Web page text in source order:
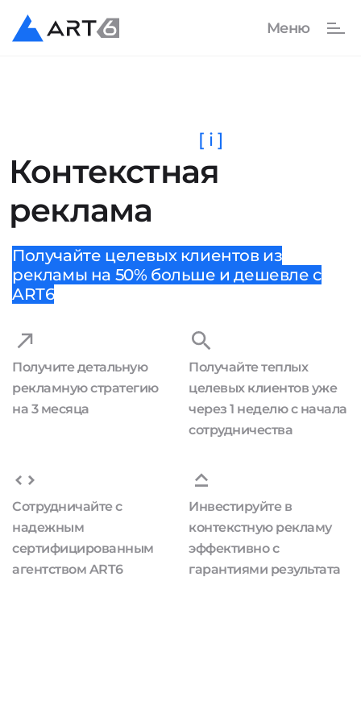
Контекстная
реклама
[ i ]
Получайте целевых клиентов из
рекламы на 50% больше и дешевле с
ART6
Получите детальную
рекламную стратегию
на 3 месяца
Получайте теплых
целевых клиентов уже
через 1 неделю с начала
сотрудничества
Сотрудничайте с
надежным
сертифицированным
агентством ART6
Инвестируйте в
контекстную рекламу
эффективно с
гарантиями результата